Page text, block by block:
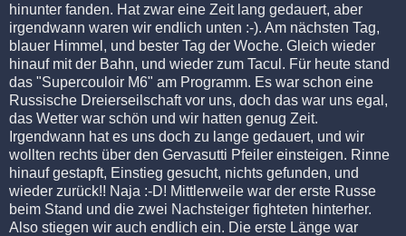
hinunter fanden. Hat zwar eine Zeit lang gedauert, aber
irgendwann waren wir endlich unten :-). Am nächsten Tag,
blauer Himmel, und bester Tag der Woche. Gleich wieder
hinauf mit der Bahn, und wieder zum Tacul. Für heute stand
das "Supercouloir M6" am Programm. Es war schon eine
Russische Dreierseilschaft vor uns, doch das war uns egal,
das Wetter war schön und wir hatten genug Zeit.
Irgendwann hat es uns doch zu lange gedauert, und wir
wollten rechts über den Gervasutti Pfeiler einsteigen. Rinne
hinauf gestapft, Einstieg gesucht, nichts gefunden, und
wieder zurück!! Naja :-D! Mittlerweile war der erste Russe
beim Stand und die zwei Nachsteiger fighteten hinterher.
Also stiegen wir auch endlich ein. Die erste Länge war